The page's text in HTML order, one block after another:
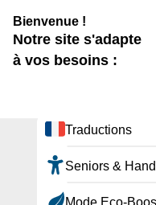
locataires : mes
représentants
Nous vivons ensemble
Que faire…
En cas de problème
technique